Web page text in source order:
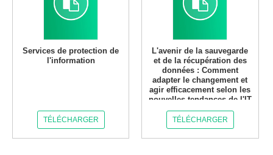
Services de protection de
l'information
TÉLÉCHARGER
L'avenir de la sauvegarde
et de la récupération des
données : Comment
adapter le changement et
agir efficacement selon les
nouvelles tendances de l'IT
TÉLÉCHARGER